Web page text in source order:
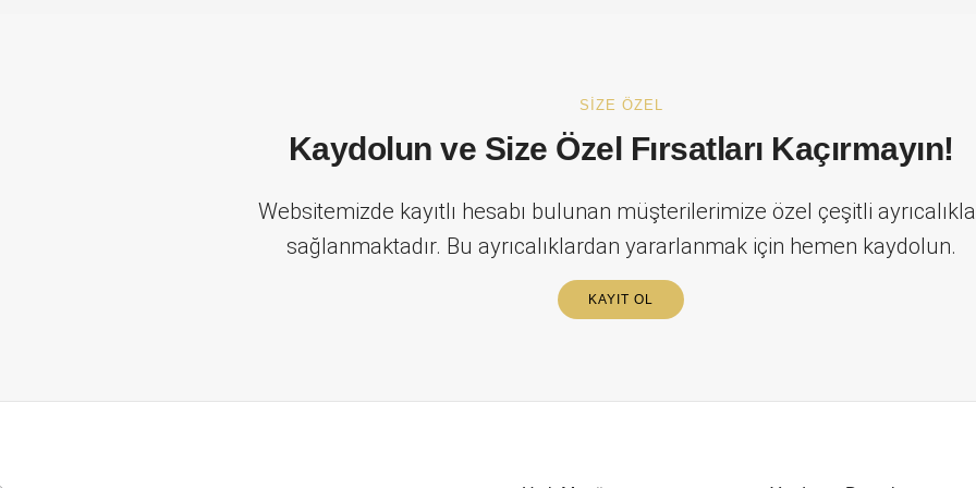
SİZE ÖZEL
Kaydolun ve Size Özel Fırsatları Kaçırmayın!
Websitemizde kayıtlı hesabı bulunan müşterilerimize özel çeşitli
sağlanmaktadır. Bu ayrıcalıklardan yararlanmak için hemen kaydolun.
KAYIT OL